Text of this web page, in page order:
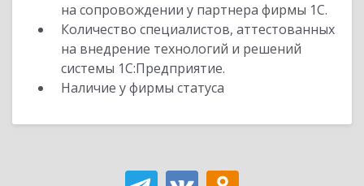
на сопровождении у партнера фирмы 1С.
Количество специалистов, аттестованных
на внедрение технологий и решений
системы 1С:Предприятие.
Наличие у фирмы статуса